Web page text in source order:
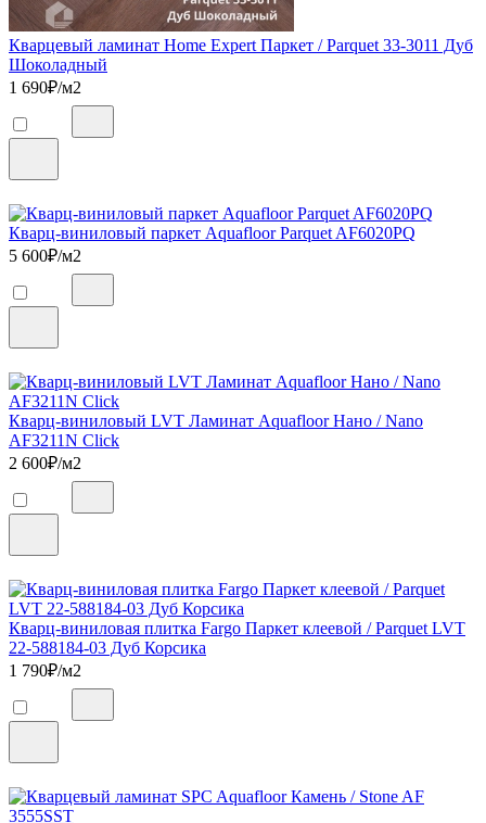
Кварцевый ламинат Home Expert Паркет / Parquet 33-3011 Дуб
Шоколадный
1 690₽/м2
Кварц-виниловый паркет Aquafloor Parquet AF6020PQ
5 600₽/м2
Кварц-виниловый LVT Ламинат Aquafloor Нано / Nano
AF3211N Click
2 600₽/м2
Кварц-виниловая плитка Fargo Паркет клеевой / Parquet LVT
22-588184-03 Дуб Корсика
1 790₽/м2